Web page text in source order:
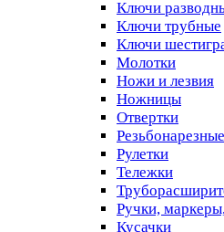
Ключи
Ключи трубные
Ключи
Молотки
Ножи и лезвия
Ножницы
Отвертки
Рулетки
Тележки
Ручки,
Кусачки